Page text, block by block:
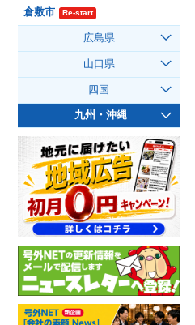
倉敷市 Re-start
広島県
山口県
四国
九州・沖縄